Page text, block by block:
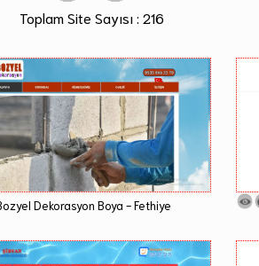
Toplam Site Sayısı : 216
Dekorasyon Boya - Fethiye